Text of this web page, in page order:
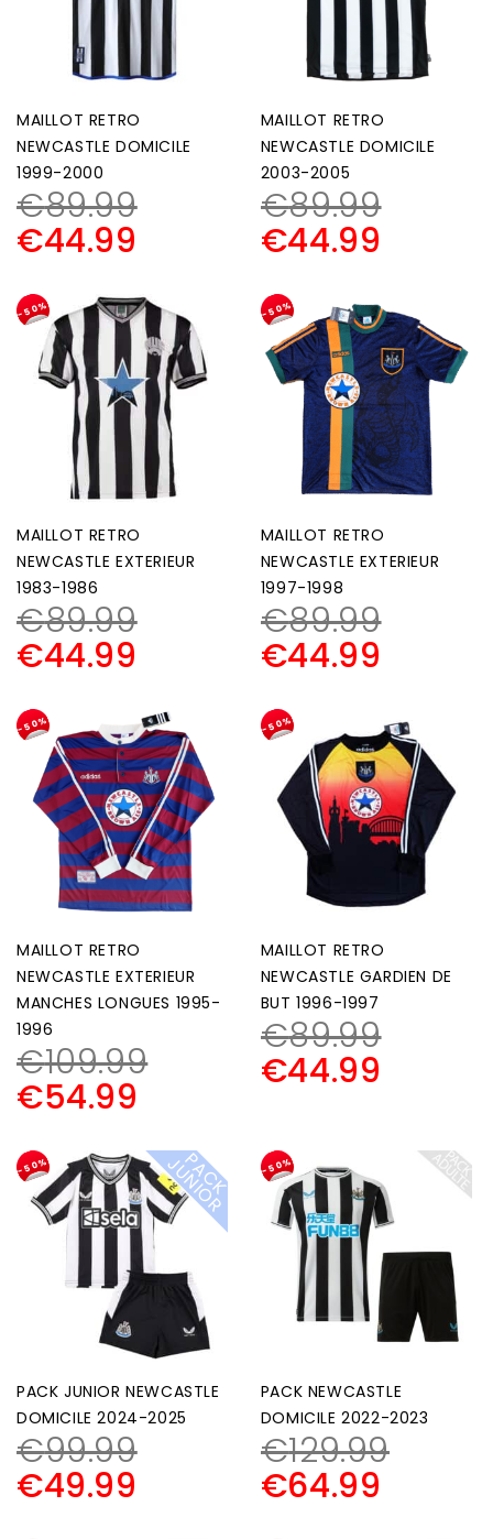
MAILLOT RETRO
NEWCASTLE DOMICILE
1999-2000
€89.99
€44.99
MAILLOT RETRO
NEWCASTLE DOMICILE
2003-2005
€89.99
€44.99
-50%
MAILLOT RETRO
NEWCASTLE EXTERIEUR
1983-1986
€89.99
€44.99
-50%
MAILLOT RETRO
NEWCASTLE EXTERIEUR
1997-1998
€89.99
€44.99
-50%
MAILLOT RETRO
NEWCASTLE EXTERIEUR
MANCHES LONGUES 1995-
1996
€109.99
€54.99
-50%
MAILLOT RETRO
NEWCASTLE GARDIEN DE
BUT 1996-1997
€89.99
€44.99
-50% P
A
C
K
J
U
N
I
O
R
PACK JUNIOR NEWCASTLE
DOMICILE 2024-2025
€99.99
€49.99
-50%
PACK NEWCASTLE
DOMICILE 2022-2023
€129.99
€64.99